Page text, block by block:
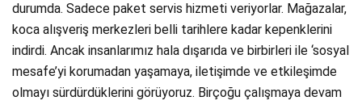
durumda. Sadece paket servis hizmeti veriyorlar. Mağazalar,
koca alışveriş merkezleri belli tarihlere kadar kepenklerini
indirdi. Ancak insanlarımız hala dışarıda ve birbirleri ile ‘sosyal
mesafe’yi korumadan yaşamaya, iletişimde ve etkileşimde
olmayı sürdürdüklerini görüyoruz. Birçoğu çalışmaya devam